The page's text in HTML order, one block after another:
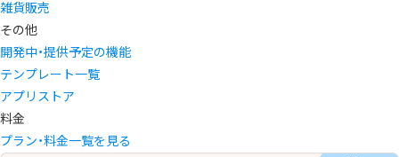
雑貨販売
その他
開発中・提供予定の機能
テンプレート一覧
アプリストア
料金
プラン・料金一覧を見る